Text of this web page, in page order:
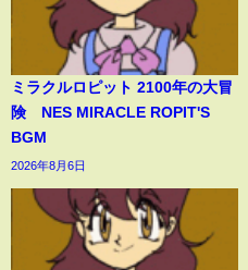
ミラクルロピット 2100年の大冒
険 NES MIRACLE ROPIT'S
BGM
2026年8月6日